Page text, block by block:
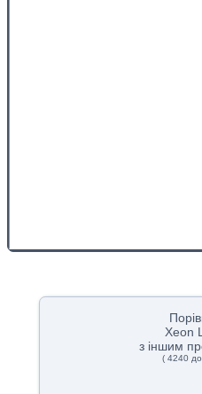
Xeon
з іншим
( 4240